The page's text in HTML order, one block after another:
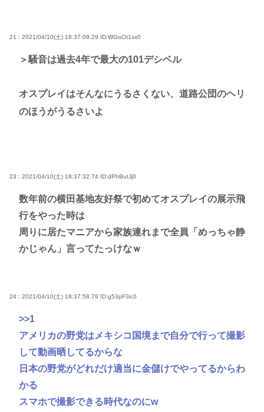
21 : 2021/04/10(土) 18:37:09.29 ID:WGoOt1sx0
＞騒音は過去4年で最大の101デシベル
オスプレイはそんなにうるさくない、道路公団のヘリ
のほうがうるさいよ
23 : 2021/04/10(土) 18:37:32.74 ID:dPhBuIJj0
数年前の横田基地友好祭で初めてオスプレイの展示飛
行をやった時は
周りに居たマニアから家族連れまで全員「めっちゃ静
かじゃん」言ってたっけなｗ
24 : 2021/04/10(土) 18:37:58.79 ID:g53pF3ic0
>>1
アメリカの野党はメキシコ国境まで自分で行って撮影
して動画晒してるからな
日本の野党がどれだけ適当に金儲けでやってるからわ
かる
スマホで撮影できる時代なのにw